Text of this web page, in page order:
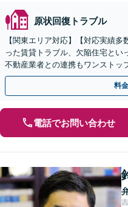
原状回復トラブル
【関東エリア対応】【対応実績
った賃貸トラブル、欠陥住宅とい
不動産業者との連携もワンストッ
まで徹底サポート【初回相談無料
料
電話でお問い合わせ